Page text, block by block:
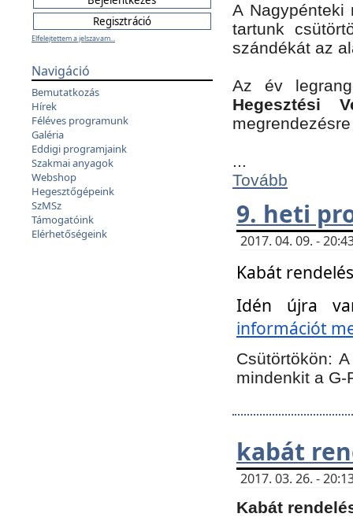
Elfelejtettem a jelszavam...
Navigáció
Bemutatkozás
Hírek
Féléves programunk
Galéria
Eddigi programjaink
Szakmai anyagok
Webshop
Hegesztőgépeink
SzMSz
Támogatóink
Elérhetőségeink
A Nagypénteki
tartunk
szándékát az
Az év
Hegesztési
...
Tovább
9. heti
2017. 04. 09. -
Kabát
Idén újra
információt
Csütörtökön:A
mindenkit a G-
kabát
2017. 03. 26. -
Kabát